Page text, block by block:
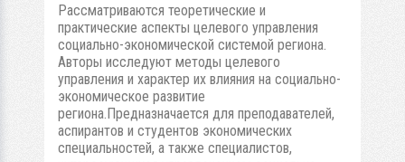
Рассматриваются теоретические и
практические аспекты целевого управления
социально-экономической системой региона.
Авторы исследуют методы целевого
управления и характер их влияния на социально-
экономическое развитие
региона.Предназначается для преподавателей,
аспирантов и студентов экономических
специальностей, а также специалистов,